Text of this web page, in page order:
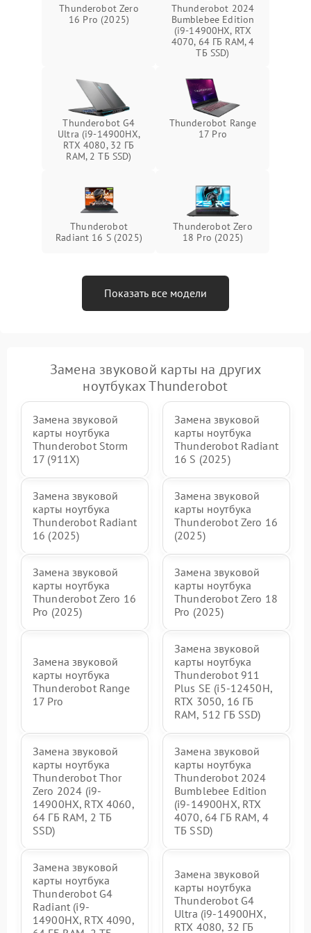
Thunderobot Zero
16 Pro (2025)
Thunderobot 2024
Bumblebee Edition
(i9-14900HX, RTX
4070, 64 ГБ RAM, 4
ТБ SSD)
Thunderobot G4
Ultra (i9-14900HX,
RTX 4080, 32 ГБ
RAM, 2 ТБ SSD)
Thunderobot Range
17 Pro
Thunderobot
Radiant 16 S (2025)
Thunderobot Zero
18 Pro (2025)
Показать все модели
Замена звуковой карты на других
ноутбуках Thunderobot
Замена звуковой
карты ноутбука
Thunderobot Storm
17 (911X)
Замена звуковой
карты ноутбука
Thunderobot Radiant
16 S (2025)
Замена звуковой
карты ноутбука
Thunderobot Radiant
16 (2025)
Замена звуковой
карты ноутбука
Thunderobot Zero 16
(2025)
Замена звуковой
карты ноутбука
Thunderobot Zero 16
Pro (2025)
Замена звуковой
карты ноутбука
Thunderobot Zero 18
Pro (2025)
Замена звуковой
карты ноутбука
Thunderobot Range
17 Pro
Замена звуковой
карты ноутбука
Thunderobot 911
Plus SE (i5-12450H,
RTX 3050, 16 ГБ
RAM, 512 ГБ SSD)
Замена звуковой
карты ноутбука
Thunderobot Thor
Zero 2024 (i9-
14900HX, RTX 4060,
64 ГБ RAM, 2 ТБ
SSD)
Замена звуковой
карты ноутбука
Thunderobot 2024
Bumblebee Edition
(i9-14900HX, RTX
4070, 64 ГБ RAM, 4
ТБ SSD)
Замена звуковой
карты ноутбука
Thunderobot G4
Radiant (i9-
14900HX, RTX 4090,
Замена звуковой
карты ноутбука
Thunderobot G4
Ultra (i9-14900HX,
RTX 4080, 32 ГБ